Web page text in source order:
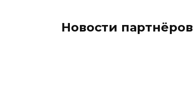
Новости партнёров